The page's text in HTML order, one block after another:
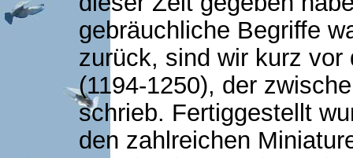
gebräuchliche Begriffe
zurück, sind wir kurz
(1194-1250), der
schrieb. Fertiggestellt
den zahlreichen